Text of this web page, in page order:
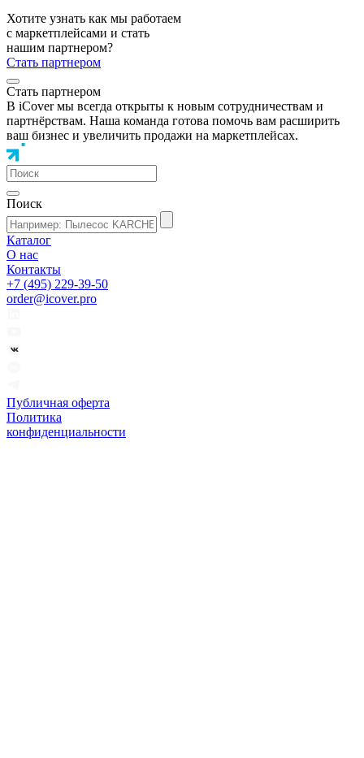
Хотите узнать как мы работаем
с маркетплейсами и стать
нашим партнером?
Стать партнером
Стать партнером
В iCover мы всегда открыты к новым сотрудничествам и
партнёрствам. Наша команда готова помочь вам расширить
ваш бизнес и увеличить продажи на маркетплейсах.
Поиск
Каталог
О нас
Контакты
+7 (495) 229-39-50
order@icover.pro
Публичная оферта
Политика
конфиденциальности